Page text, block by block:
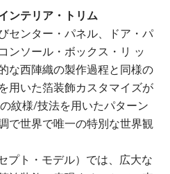
ンテリア・トリム
センター・パネル、ドア・パ
ンソール・ボックス・リ ッ
な西陣織の製作過程と同様の
用いた箔装飾カスタマイズが
紋様/技法を用いたパターン
で世界で唯一の特別な世界観
プト・モデル）では、広大な